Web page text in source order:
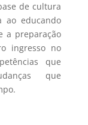
de cultura
ao educando
a preparação
ingresso no
que
que